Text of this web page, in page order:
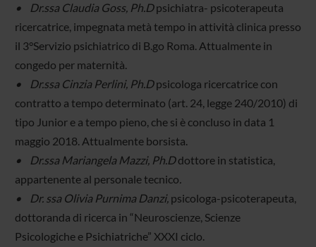
• Dr.ssa Claudia Goss, Ph.Dpsichiatra- psicoterapeuta
ricercatrice, impegnata metà tempo in attività clinica presso
il 3°Servizio psichiatrico di B.go Roma. Attualmente in
congedo per maternità.
• Dr.ssa Cinzia Perlini, Ph.Dpsicologa ricercatrice con
contratto a tempo determinato (art. 24, legge 240/2010) di
tipo Junior e a tempo pieno, che si è concluso in data 1
maggio 2018. Attualmente borsista.
• Dr.ssa Mariangela Mazzi, Ph.Ddottore in statistica,
appartenente al personale tecnico.
• Dr. ssa Olivia Purnima Danzi, psicologa-psicoterapeuta,
dottoranda di ricerca in “Neuroscienze, Scienze
Psicologiche e Psichiatriche” XXXI ciclo.